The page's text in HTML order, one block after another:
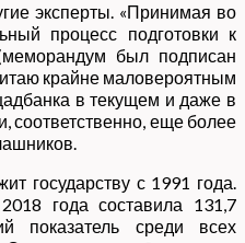
эксперты. «Принимая во
процесс подготовки к
был подписан
крайне маловероятным
в текущем и даже в
соответственно, еще более
государству с 1991 года.
года составила 131,7
показатель среди всех